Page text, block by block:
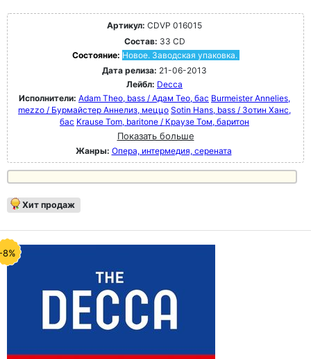
Артикул: CDVP 016015
Состав: 33 CD
Состояние: Новое. Заводская упаковка.
Дата релиза: 21-06-2013
Лейбл: Decca
Исполнители: Adam Theo, bass / Адам Тео, бас Burmeister Annelies,
mezzo / Бурмайстер Аннелиз, меццо Sotin Hans, bass / Зотин Ханс,
бас Krause Tom, baritone / Краузе Том, баритон
Показать больше
Жанры: Опера, интермедия, серената
Хит продаж
8%